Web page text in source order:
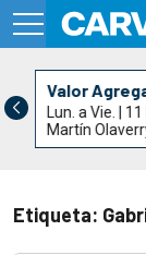
Valor
Lun. a Vie. | 11
Martín
Etiqueta: